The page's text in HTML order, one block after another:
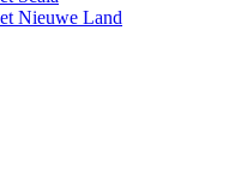
Nieuwe Land